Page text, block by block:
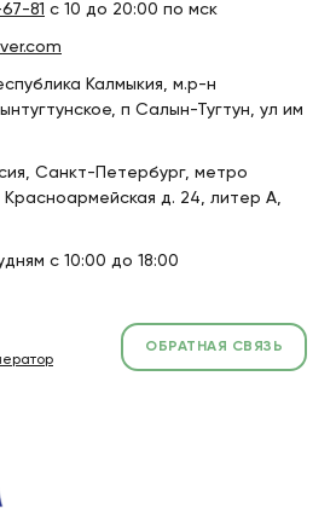
81 с 10 до 20:00 по мск
Калмыкия, м.р-н
п Салын-Тугтун, ул им
Санкт-Петербург, метро
Красноармейская д. 24, литер А,
с 10:00 до 18:00
ОБРАТНАЯ СВЯЗЬ